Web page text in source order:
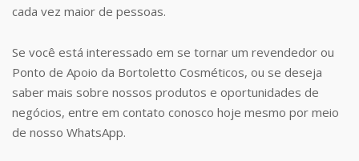
cada vez maior de pessoas.
Se você está interessado em se tornar um revendedor ou
Ponto de Apoio da Bortoletto Cosméticos, ou se deseja
saber mais sobre nossos produtos e oportunidades de
negócios, entre em contato conosco hoje mesmo por meio
de nosso WhatsApp.